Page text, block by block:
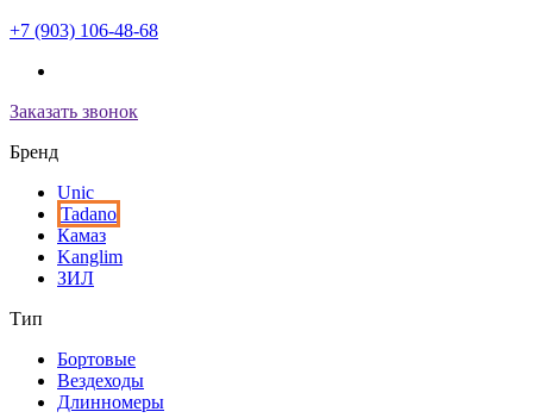
+7 (903) 106-48-68
Заказать звонок
Бренд
Unic
Tadano
Камаз
Kanglim
ЗИЛ
Тип
Бортовые
Вездеходы
Длинномеры